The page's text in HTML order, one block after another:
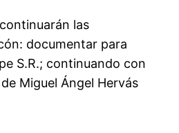
las
documentar para
S.R.; continuando con
Miguel Ángel Hervás